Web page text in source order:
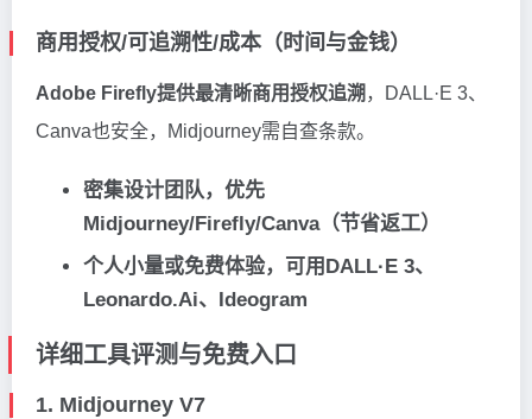
商用授权/可追溯性/成本（时间与金钱）
Adobe Firefly提供最清晰商用授权追溯 ，DALL·E 3、
Canva也安全，Midjourney需自查条款。
密集设计团队，优先
Midjourney/Firefly/Canva（节省返工）
个人小量或免费体验，可用DALL·E 3、
Leonardo.Ai、Ideogram
详细工具评测与免费入口
1. Midjourney V7